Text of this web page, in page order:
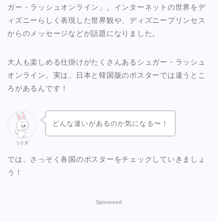
ガー・ラッシュオンライン」。インターネットの世界をデ
ィズニーらしく表現した世界観や、ディズニープリンセス
からのメッセージなどが話題になりました。
大人も楽しめる仕掛けがたくさんあるシュガー・ラッシュ
オンライン。実は、日本と韓国版のポスターでは違うとこ
ろがあるんです！
うさぎ
どんな違いがあるのか気になる〜！
では、さっそく各国のポスターをチェックしていきましょ
う！
Sponsored